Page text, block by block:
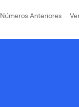
Números Anteriores